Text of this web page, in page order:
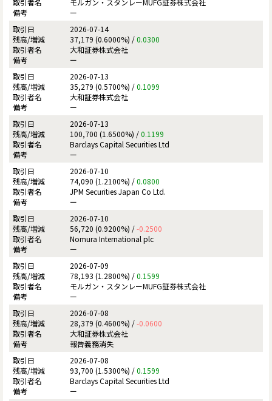
ー
2026-07-14
37,179 (0.6000%) /0.0300
大和証券株式会社
ー
2026-07-13
35,279 (0.5700%) /0.1099
大和証券株式会社
ー
2026-07-13
100,700 (1.6500%) /0.1199
Barclays Capital Securities Ltd
ー
2026-07-10
74,090 (1.2100%) /0.0800
JPM Securities Japan Co Ltd.
ー
2026-07-10
56,720 (0.9200%) /-0.2500
Nomura International plc
ー
2026-07-09
78,193 (1.2800%) /0.1599
モルガン・スタンレーMUFG証券株式会社
ー
2026-07-08
28,379 (0.4600%) /-0.0600
大和証券株式会社
報告義務消失
2026-07-08
93,700 (1.5300%) /0.1599
Barclays Capital Securities Ltd
ー